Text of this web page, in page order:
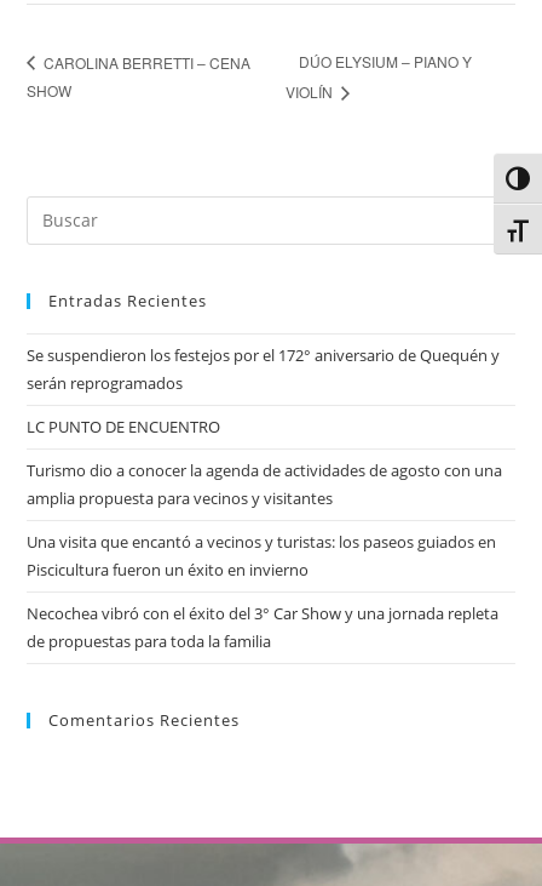
CAROLINA BERRETTI – CENA
SHOW
DÚO ELYSIUM – PIANO Y
VIOLÍN
Entradas Recientes
Se suspendieron los festejos por el 172° aniversario de Quequén y
serán reprogramados
LC PUNTO DE ENCUENTRO
Turismo dio a conocer la agenda de actividades de agosto con una
amplia propuesta para vecinos y visitantes
Una visita que encantó a vecinos y turistas: los paseos guiados en
Piscicultura fueron un éxito en invierno
Necochea vibró con el éxito del 3° Car Show y una jornada repleta
de propuestas para toda la familia
Comentarios Recientes